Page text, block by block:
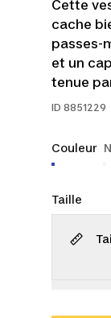
Cette
cache
passes-
et un
tenue
ID 8851229
Couleur
Taille